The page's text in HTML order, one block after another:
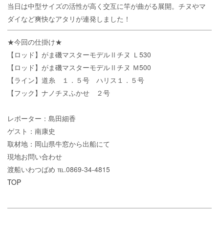
当日は中型サイズの活性が高く交互に竿が曲がる展開。チヌやマ
ダイなど爽快なアタリが連発しました！
★今回の仕掛け★
【ロッド】がま磯マスターモデルⅡチヌ Ｌ530
【ロッド】がま磯マスターモデルⅡチヌ Ｍ500
【ライン】道糸 １．５号 ハリス１．５号
【フック】ナノチヌふかせ ２号
レポーター：島田細香
ゲスト：南康史
取材地：岡山県牛窓から出船にて
現地お問い合わせ
渡船いわつばめ ℡.0869-34-4815
TOP